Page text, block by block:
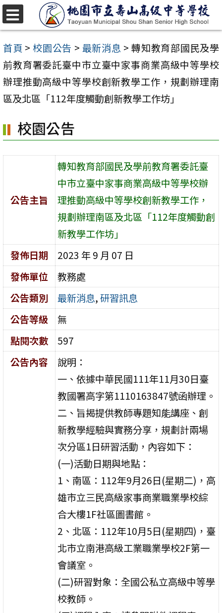
跳
至
主
要
內
容
首頁 > 校園公告 > 最新消息 > 轉知教育部國民及學
前教育署委託臺中市立臺中家事商業高級中等學校
辦理推動高級中等學校創新教學工作，規劃辦理南
區及北區「112年度觸動創新教學工作坊」
校園公告
公告主旨
轉知教育部國民及學前教育署委託臺
中市立臺中家事商業高級中等學校辦
理推動高級中等學校創新教學工作，
規劃辦理南區及北區「112年度觸動創
新教學工作坊」
發佈日期
2023 年 9 月 07 日
發佈單位
教務處
公告類別
最新消息,研習訊息
公告等級
無
點閱次數
597
公告內容
說明：
一、依據中華民國111年11月30日臺
教國署高字第1110163847號函辦理。
二、旨揭提供教師專題知能講座、創
新教學經驗與實務分享，規劃計兩場
次分區1日研習活動，內容如下：
(一)活動日期與地點：
1、南區：112年9月26日(星期二)，高
雄市立三民高級家事商業職業學校綜
合大樓1F社區圖書館。
2、北區：112年10月5日(星期四)，臺
北市立南港高級工業職業學校2F第一
會議室。
(二)研習對象：全國公私立高級中等學
校教師。
選
單